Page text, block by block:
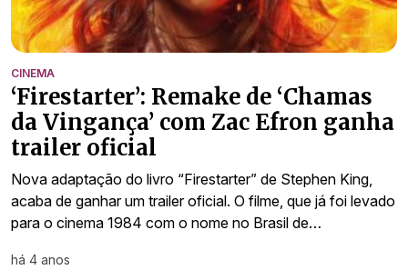
CINEMA
‘Firestarter’: Remake de ‘Chamas
da Vingança’ com Zac Efron ganha
trailer oficial
Nova adaptação do livro “Firestarter” de Stephen King,
acaba de ganhar um trailer oficial. O filme, que já foi levado
para o cinema 1984 com o nome no Brasil de…
há 4 anos